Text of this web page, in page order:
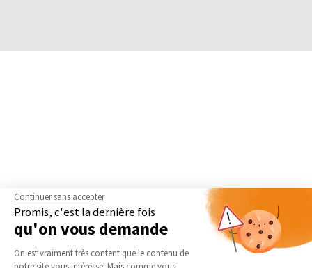
Continuer sans accepter
Promis, c'est la dernière fois
qu'on vous demande
Plateforme de Gestion du
On est vraiment très content que le contenu de